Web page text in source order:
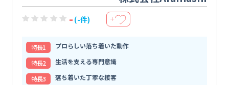
- (-件) ＋
特⻑1
プロらしい落ち着いた動作
特⻑2
生活を支える専門意識
特⻑3
落ち着いた丁寧な接客